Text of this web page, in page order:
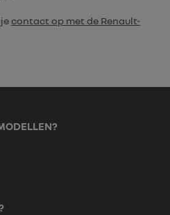
contact op met de Renault-